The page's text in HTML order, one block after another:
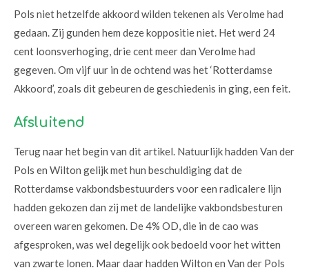
Pols niet hetzelfde akkoord wilden tekenen als Verolme had
gedaan. Zij gunden hem deze koppositie niet. Het werd 24
cent loonsverhoging, drie cent meer dan Verolme had
gegeven. Om vijf uur in de ochtend was het ‘Rotterdamse
Akkoord’, zoals dit gebeuren de geschiedenis in ging, een feit.
Afsluitend
Terug naar het begin van dit artikel. Natuurlijk hadden Van der
Pols en Wilton gelijk met hun beschuldiging dat de
Rotterdamse vakbondsbestuurders voor een radicalere lijn
hadden gekozen dan zij met de landelijke vakbondsbesturen
overeen waren gekomen. De 4% OD, die in de cao was
afgesproken, was wel degelijk ook bedoeld voor het witten
van zwarte lonen. Maar daar hadden Wilton en Van der Pols